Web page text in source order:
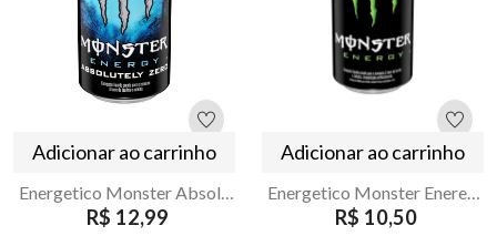
Adicionar ao carrinho
R$ 12,99
Adicionar ao carrinho
R$ 10,50